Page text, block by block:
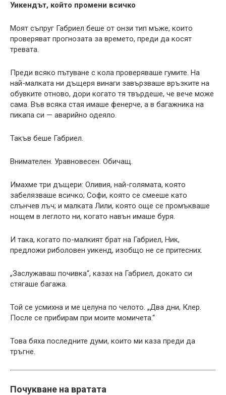
Уикендът, който промени всичко
Моят съпруг Габриел беше от онзи тип мъже, които
проверяват прогнозата за времето, преди да косят
тревата.
Преди всяко пътуване с кола проверяваше гумите. На
най-малката ни дъщеря винаги завързваше връзките на
обувките отново, дори когато тя твърдеше, че вече може
сама. Във всяка стая имаше фенерче, а в багажника на
пикапа си — аварийно одеяло.
Такъв беше Габриел.
Внимателен. Уравновесен. Обичащ.
Имахме три дъщери: Оливия, най-голямата, която
забелязваше всичко; Софи, която се смееше като
слънчев лъч; и малката Лили, която още се промъкваше
нощем в леглото ни, когато навън имаше буря.
И така, когато по-малкият брат на Габриел, Ник,
предложи риболовен уикенд, изобщо не се притесних.
„Заслужаваш почивка“, казах на Габриел, докато си
стягаше багажа.
Той се усмихна и ме целуна по челото. „Два дни, Клер.
После се прибирам при моите момичета.“
Това бяха последните думи, които ми каза преди да
тръгне.
Почукване на вратата